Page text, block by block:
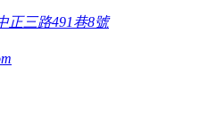
正三路491巷8號